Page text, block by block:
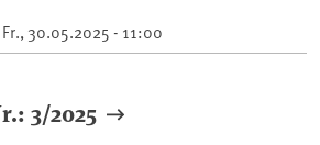
Fr., 30.05.2025 - 11:00
3/2025